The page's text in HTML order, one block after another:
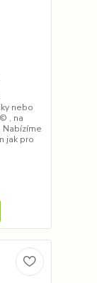
nebo
, na
jak pro